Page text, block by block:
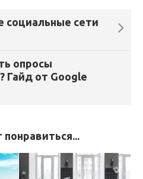
социальные сети
опросы
Гайд от Google